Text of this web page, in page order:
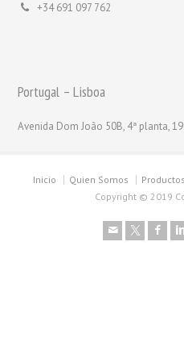
+34 691 097 762
Portugal – Lisboa
Avenida Dom João 50B, 4ª planta,
Inicio Quien Somos Productos
Copyright © 2019